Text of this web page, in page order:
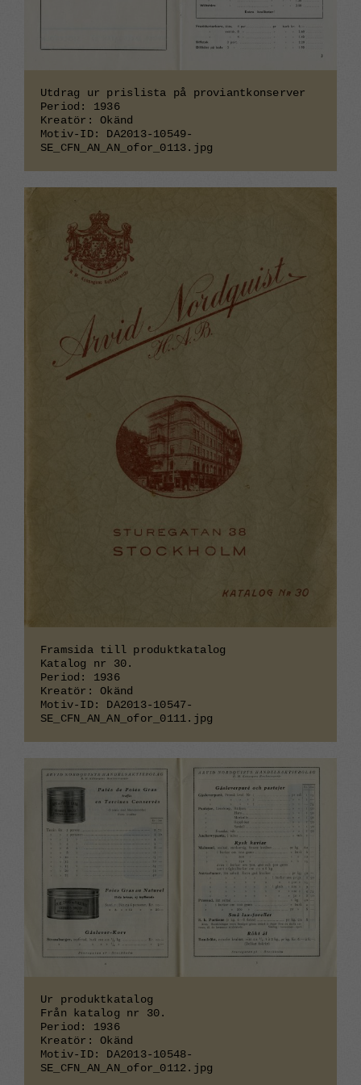
Utdrag ur prislista på proviantkonserver
Period: 1936
Kreatör: Okänd
Motiv-ID: DA2013-10549-
SE_CFN_AN_AN_ofor_0113.jpg
Framsida till produktkatalog
Katalog nr 30.
Period: 1936
Kreatör: Okänd
Motiv-ID: DA2013-10547-
SE_CFN_AN_AN_ofor_0111.jpg
Ur produktkatalog
Från katalog nr 30.
Period: 1936
Kreatör: Okänd
Motiv-ID: DA2013-10548-
SE_CFN_AN_AN_ofor_0112.jpg
Nödvändiga
Dessa
cookies går
inte att välja
bort. De
behövs för
att
webbplatsen
över huvud
taget ska
kunna